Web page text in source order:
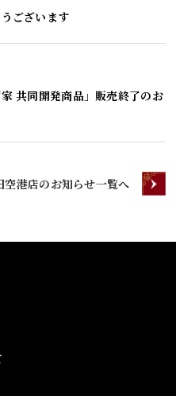
ございます
共同開発商品」販売終了のお
空港店のお知らせ一覧へ